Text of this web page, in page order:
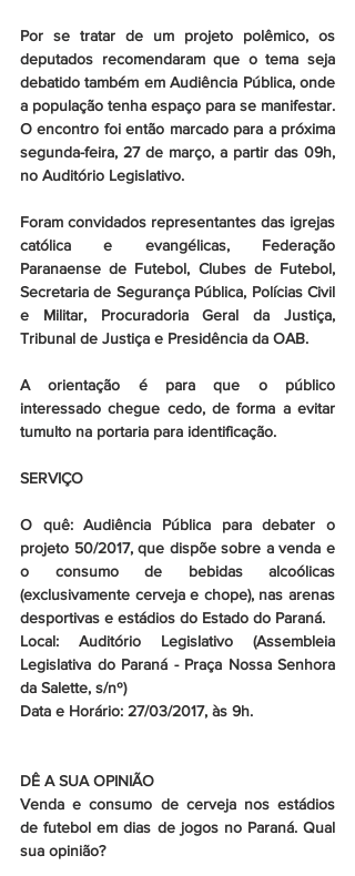
Por se tratar de um projeto polêmico, os
deputados recomendaram que o tema seja
debatido também em Audiência Pública, onde
a população tenha espaço para se manifestar.
O encontro foi então marcado para a próxima
segunda-feira, 27 de março, a partir das 09h,
no Auditório Legislativo.
Foram convidados representantes das igrejas
católica e evangélicas, Federação
Paranaense de Futebol, Clubes de Futebol,
Secretaria de Segurança Pública, Polícias Civil
e Militar, Procuradoria Geral da Justiça,
Tribunal de Justiça e Presidência da OAB.
A orientação é para que o público
interessado chegue cedo, de forma a evitar
tumulto na portaria para identificação.
SERVIÇO
O quê: Audiência Pública para debater o
projeto 50/2017, que dispõe sobre a venda e
o consumo de bebidas alcoólicas
(exclusivamente cerveja e chope), nas arenas
desportivas e estádios do Estado do Paraná.
Local: Auditório Legislativo (Assembleia
Legislativa do Paraná - Praça Nossa Senhora
da Salette, s/nº)
Data e Horário: 27/03/2017, às 9h.
DÊ A SUA OPINIÃO
Venda e consumo de cerveja nos estádios
de futebol em dias de jogos no Paraná. Qual
sua opinião?